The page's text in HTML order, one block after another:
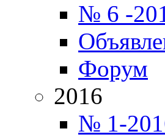
№ 6 -
Форум
2016
№ 1-